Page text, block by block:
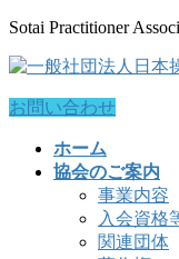
コ
テ
ン
ツ
ナ
ゲ
ー
シ
Sotai Practitioner
お問い合わせ
ホーム
協会のご案内
事業内容
入会資格
関連団体